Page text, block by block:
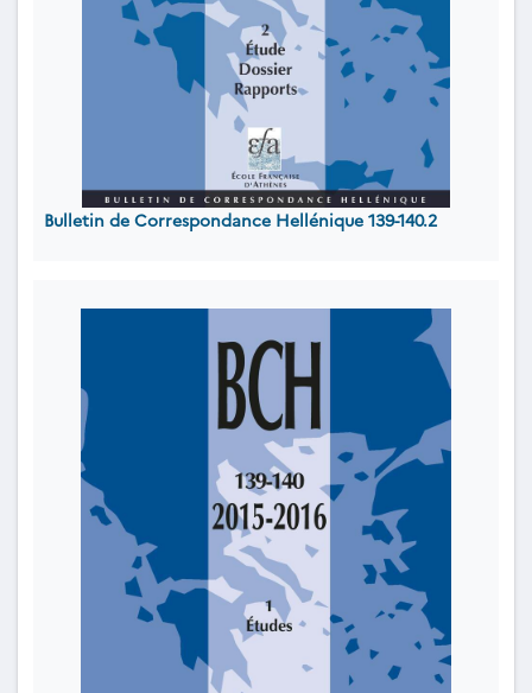
Bulletin de Correspondance Hellénique 139-140.2